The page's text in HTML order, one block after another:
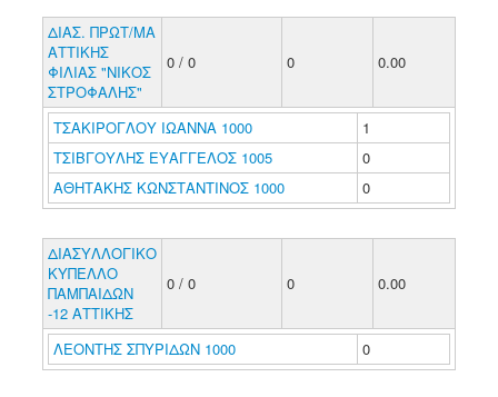
ΔΙΑΣ. ΠΡΩΤ/ΜΑ
ΑΤΤΙΚΗΣ
ΦΙΛΙΑΣ "ΝΙΚΟΣ
ΣΤΡΟΦΑΛΗΣ"
0 / 0 0 0.00
ΤΣΑΚΙΡΟΓΛΟΥ ΙΩΑΝΝΑ 1000
1
ΤΣΙΒΓΟΥΛΗΣ ΕΥΑΓΓΕΛΟΣ 1005
0
ΑΘΗΤΑΚΗΣ ΚΩΝΣΤΑΝΤΙΝΟΣ 1000
0
ΔΙΑΣΥΛΛΟΓΙΚΟ
ΚΥΠΕΛΛΟ
ΠΑΜΠΑΙΔΩΝ
-12 ΑΤΤΙΚΗΣ
0 / 0 0 0.00
ΛΕΟΝΤΗΣ ΣΠΥΡΙΔΩΝ 1000 0